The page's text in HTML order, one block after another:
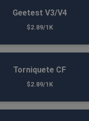
Geetest V3/V4
$2.89/1K
Torniquete CF
$2.89/1K